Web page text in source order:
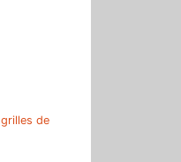
grilles de